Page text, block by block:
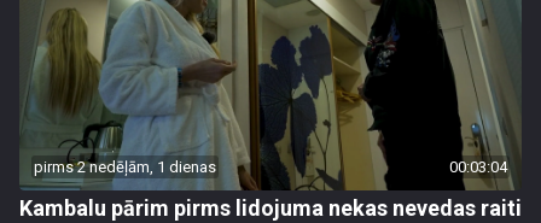
pirms 2 nedēļām, 1 dienas 00:03:04
Kambalu pārim pirms lidojuma nekas nevedas raiti